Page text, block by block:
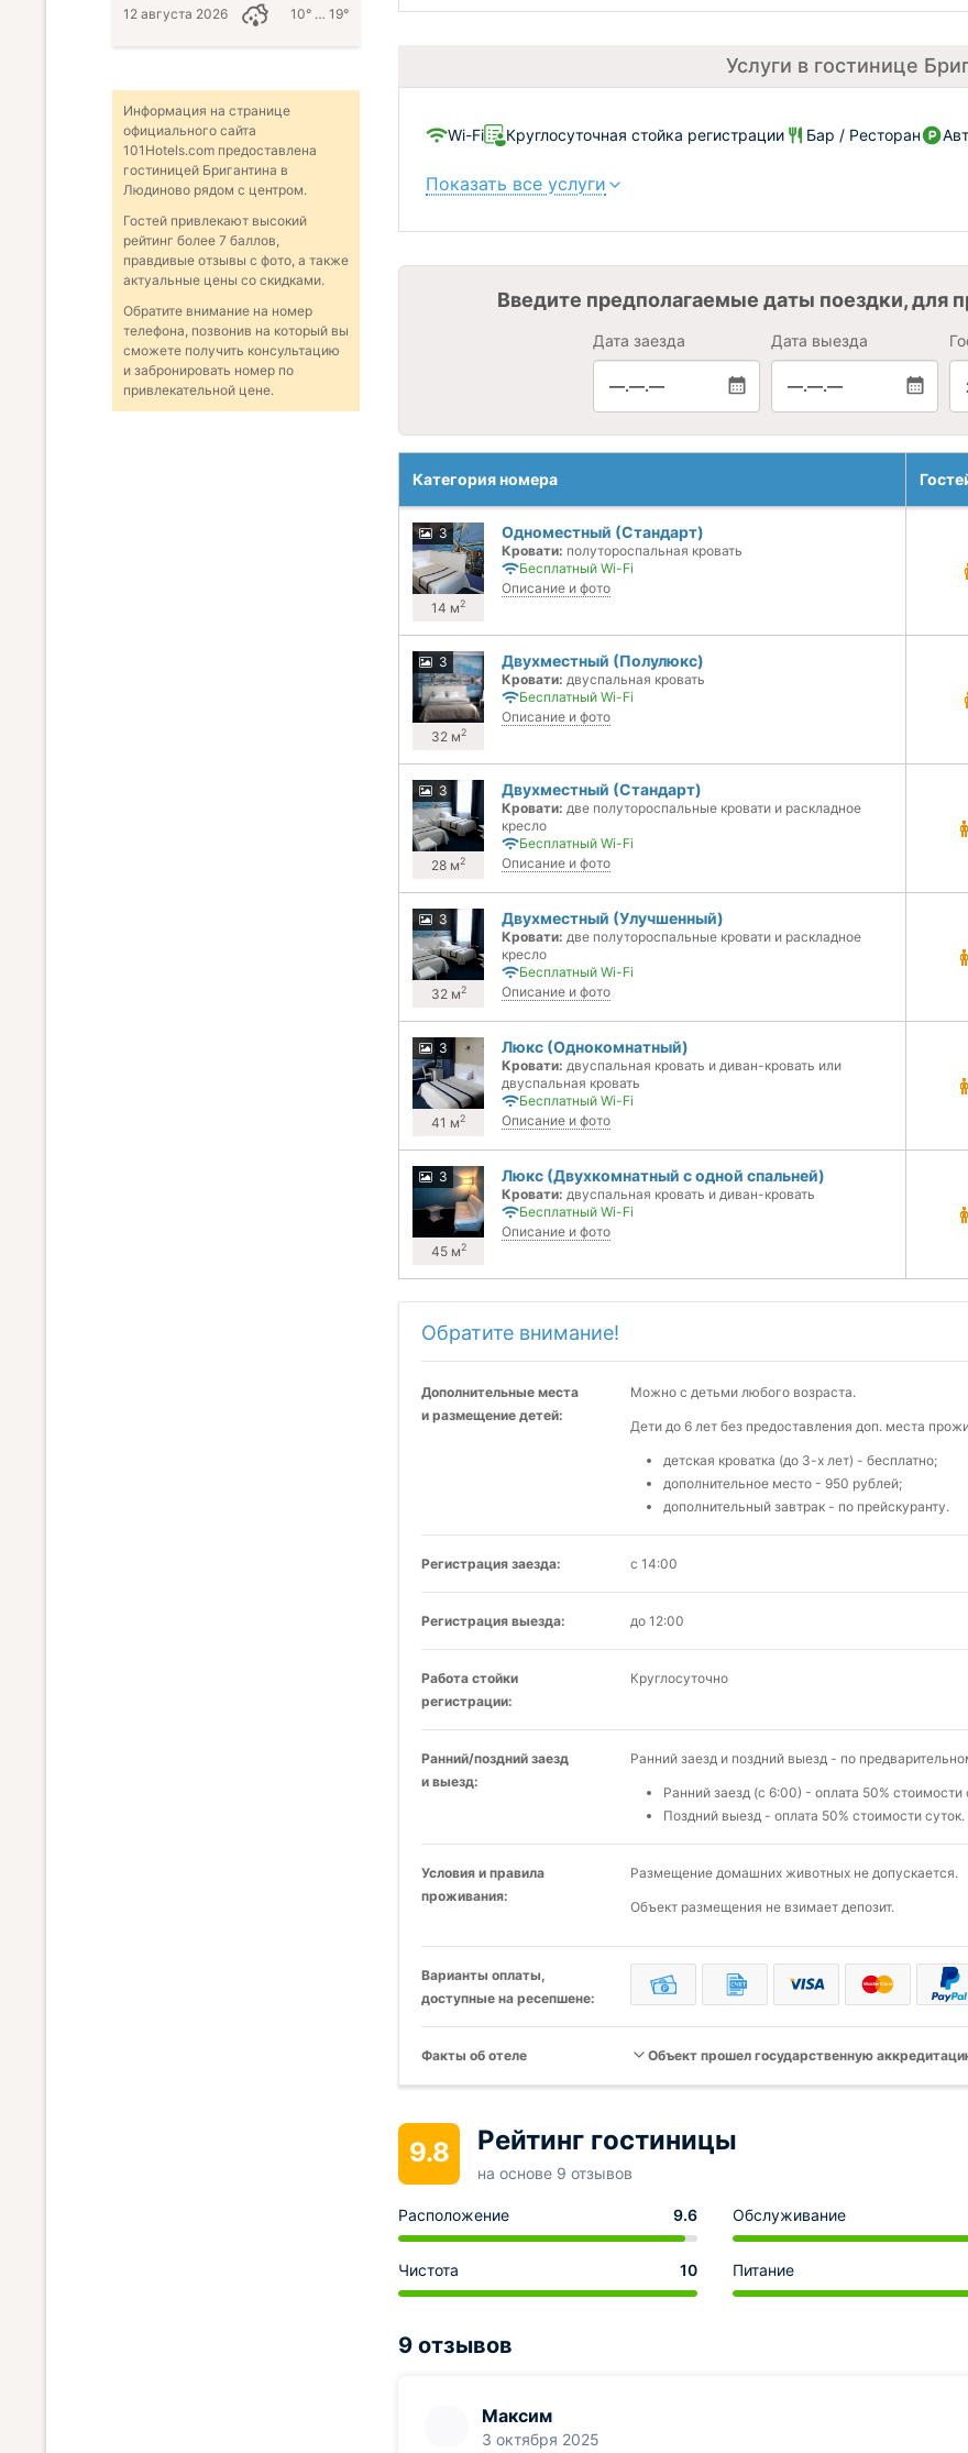
Услуги в гостинице
Wi-Fi Круглосуточная стойка регистрации Бар / Ресторан
Показать все услуги
Введите предполагаемые даты поездки, для
Дата заезда
—.—.—
Дата выезда
—.—.—
Категория номера
3
14 м2
Одноместный (Стандарт)
Кровати: полутороспальная кровать
Бесплатный Wi-Fi
Описание и фото
3
32 м2
Двухместный (Полулюкс)
Кровати: двуспальная кровать
Бесплатный Wi-Fi
Описание и фото
3
28 м2
Двухместный (Стандарт)
Кровати: две полутороспальные кровати и раскладное
кресло
Бесплатный Wi-Fi
Описание и фото
3
32 м2
Двухместный (Улучшенный)
Кровати: две полутороспальные кровати и раскладное
кресло
Бесплатный Wi-Fi
Описание и фото
3
41 м2
Люкс (Однокомнатный)
Кровати: двуспальная кровать и диван-кровать или
двуспальная кровать
Бесплатный Wi-Fi
Описание и фото
3
45 м2
Люкс (Двухкомнатный с одной спальней)
Кровати: двуспальная кровать и диван-кровать
Бесплатный Wi-Fi
Описание и фото
Обратите внимание!
Дополнительные места
и размещение детей:
Можно с детьми любого возраста.
Дети до 6 лет без предоставления доп. места
детская кроватка (до 3-х лет) - бесплатно;
дополнительное место - 950 рублей;
дополнительный завтрак - по прейскуранту.
Регистрация заезда: с 14:00
Регистрация выезда: до 12:00
Работа стойки
регистрации:
Круглосуточно
Ранний/поздний заезд
и выезд:
Ранний заезд и поздний выезд - по
Ранний заезд (с 6:00) - оплата 50% стоимости
Поздний выезд - оплата 50% стоимости суток.
Условия и правила
проживания:
Размещение домашних животных не допускается.
Объект размещения не взимает депозит.
Варианты оплаты,
доступные на ресепшене:
Факты об отеле Объект прошел государственную
9.8 Рейтинг гостиницы
на основе 9 отзывов
Расположение 9.6 Обслуживание
Чистота 10 Питание
9 отзывов
Максим
3 октября 2025
12 августа 2026 10° … 19°
Информация на странице
официального сайта
101Hotels.com предоставлена
гостиницей Бригантина в
Людиново рядом с центром.
Гостей привлекают высокий
рейтинг более 7 баллов,
правдивые отзывы с фото, а также
актуальные цены со скидками.
Обратите внимание на номер
телефона, позвонив на который вы
сможете получить консультацию
и забронировать номер по
привлекательной цене.